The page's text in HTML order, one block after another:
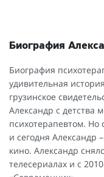
Биография
Биография
удивительная
грузинское
Александр с детства
психотерапевтом. Но
и сегодня Александр
кино. Александр
телесериалах и с